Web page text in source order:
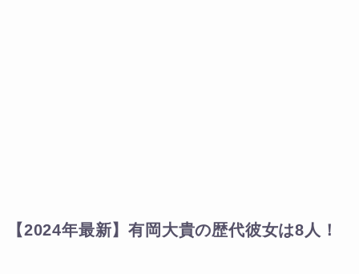
【2024年最新】有岡大貴の歴代彼女は8人！